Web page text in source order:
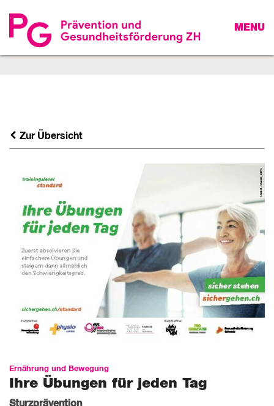
MENU
Zur Übersicht
Ernährung und Bewegung
Ihre Übungen für jeden Tag
Sturzprävention